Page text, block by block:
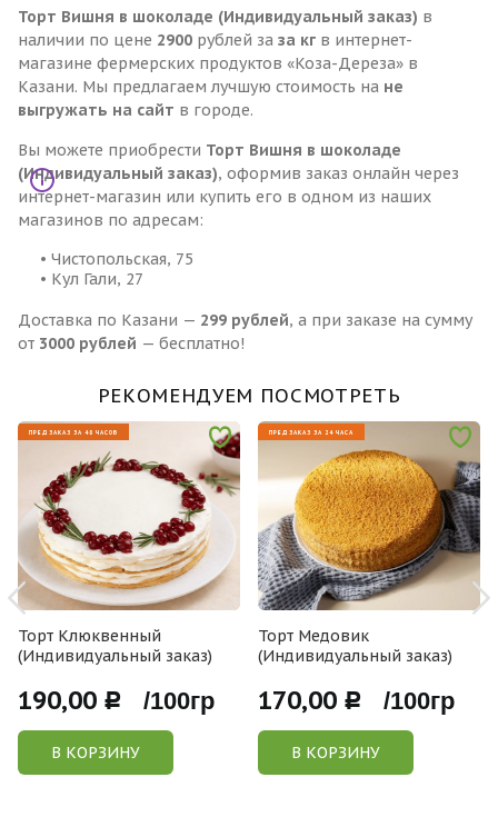
Торт Вишня в шоколаде (Индивидуальный заказ) в
наличии по цене 2900 рублей за за кг в интернет-
магазине фермерских продуктов «Коза-Дереза» в
Казани. Мы предлагаем лучшую стоимость на не
выгружать на сайт в городе.
Вы можете приобрести Торт Вишня в шоколаде
(Индивидуальный заказ), оформив заказ онлайн через
интернет-магазин или купить его в одном из наших
магазинов по адресам:
• Чистопольская, 75
• Кул Гали, 27
Доставка по Казани — 299 рублей, а при заказе на сумму
от 3000 рублей — бесплатно!
РЕКОМЕНДУЕМ ПОСМОТРЕТЬ
ПРЕДЗАКАЗ ЗА 48 ЧАСОВ
Торт Клюквенный
(Индивидуальный заказ)
190,00 Р /100гр
В КОРЗИНУ
ПРЕДЗАКАЗ ЗА 24 ЧАСА
Торт Медовик
(Индивидуальный заказ)
170,00 Р /100гр
В КОРЗИНУ